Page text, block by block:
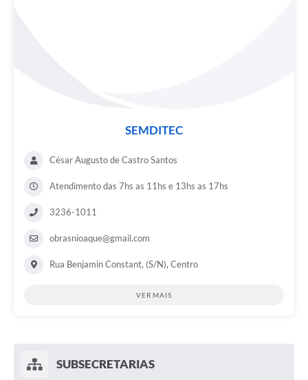
SEMDITEC
César Augusto de Castro Santos
Atendimento das 7hs as 11hs e 13hs as 17hs
3236-1011
obrasnioaque@gmail.com
Rua Benjamin Constant, (S/N), Centro
VER MAIS
SUBSECRETARIAS